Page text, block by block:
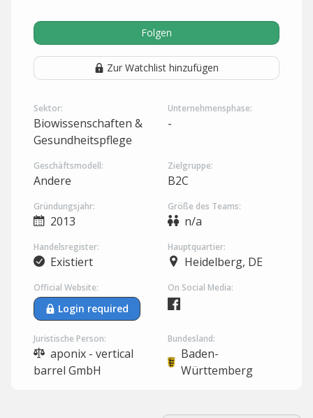
Folgen
Zur Watchlist hinzufügen
Sektor:
Biowissenschaften &
Gesundheitspflege
Unternehmensphase:
-
Geschäftsmodell:
Andere
Zielgruppe:
B2C
Gründungsjahr:
2013
Größe des Teams:
n/a
Handelsregister:
Existiert
Hauptquartier:
Heidelberg, DE
Official Website:
Login required
On Social Media:
Juristische Person:
aponix - vertical
barrel GmbH
Bundesland:
Baden-
Württemberg